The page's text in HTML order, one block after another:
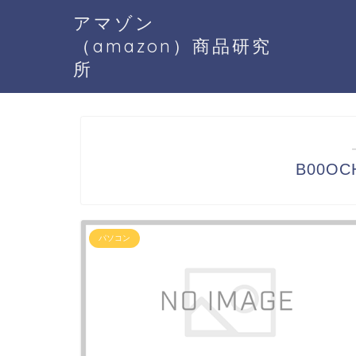
アマゾン
（amazon）商品研究
所
パソコン